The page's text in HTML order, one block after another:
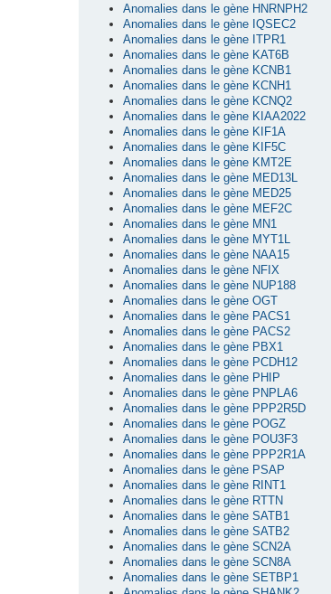
Anomalies dans le gène HNRNPH2
Anomalies dans le gène IQSEC2
Anomalies dans le gène ITPR1
Anomalies dans le gène KAT6B
Anomalies dans le gène KCNB1
Anomalies dans le gène KCNH1
Anomalies dans le gène KCNQ2
Anomalies dans le gène KIAA2022
Anomalies dans le gène KIF1A
Anomalies dans le gène KIF5C
Anomalies dans le gène KMT2E
Anomalies dans le gène MED13L
Anomalies dans le gène MED25
Anomalies dans le gène MEF2C
Anomalies dans le gène MN1
Anomalies dans le gène MYT1L
Anomalies dans le gène NAA15
Anomalies dans le gène NFIX
Anomalies dans le gène NUP188
Anomalies dans le gène OGT
Anomalies dans le gène PACS1
Anomalies dans le gène PACS2
Anomalies dans le gène PBX1
Anomalies dans le gène PCDH12
Anomalies dans le gène PHIP
Anomalies dans le gène PNPLA6
Anomalies dans le gène PPP2R5D
Anomalies dans le gène POGZ
Anomalies dans le gène POU3F3
Anomalies dans le gène PPP2R1A
Anomalies dans le gène PSAP
Anomalies dans le gène RINT1
Anomalies dans le gène RTTN
Anomalies dans le gène SATB1
Anomalies dans le gène SATB2
Anomalies dans le gène SCN2A
Anomalies dans le gène SCN8A
Anomalies dans le gène SETBP1